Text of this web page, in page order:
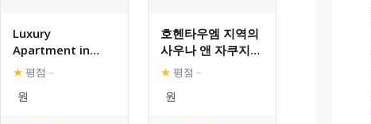
Luxury
Apartment in
Hohentauern
near Ski Area and
Balcony
★ 평점 –
호헨타우엠 지역의
사우나 앤 자쿠지가
있는 호화로운 우드
샬레
★ 평점 –